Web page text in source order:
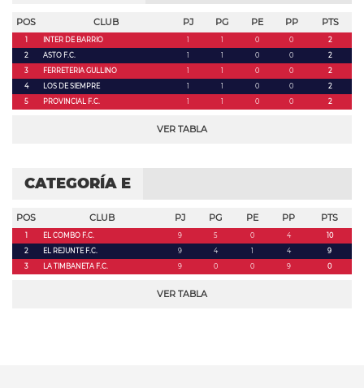
POS CLUB PJ PG PE PP PTS
1 INTER DE BARRIO 1 1 0 0
2
2
ASTO F.C. 1 1 0 0
2
3
FERRETERIA GULLINO 1 1 0 0
2
4
LOS DE SIEMPRE 1 1 0 0
2
5
PROVINCIAL F.C. 1 1 0 0 2
VER TABLA
CATEGORÍA E
POS CLUB PJ PG PE PP PTS
1 EL COMBO F.C. 9 5 0 4
10
2
EL REJUNTE F.C. 9 4 1 4
9
3
LA TIMBANETA F.C. 9 0 0 9 0
VER TABLA